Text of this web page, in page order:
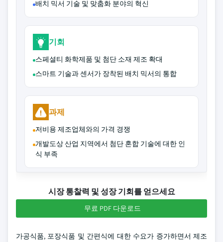
배치 믹서 기술 및 맞춤화 분야의 혁신
기회
스페셜티 화학제품 및 첨단 소재 제조 확대
스마트 기술과 센서가 장착된 배치 믹서의 통합
과제
저비용 제조업체와의 가격 경쟁
개발도상 산업 지역에서 첨단 혼합 기술에 대한 인
식 부족
시장 통찰력 및 성장 기회를 얻으세요
무료 PDF 다운로드
가공식품, 포장식품 및 간편식에 대한 수요가 증가하면서 제조